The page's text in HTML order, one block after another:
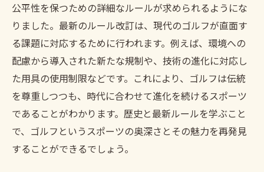
ゴルフのプレーをより楽しくするための最新ル
ール
プレーを充実させるための最新ルール
楽しさを倍増させる新しいルール
ルールがもたらすゴルフの新境地
ゴルフをもっと楽しくするためのルール解
説
最新ルールでプレーを楽しむヒント
公平性を保つための詳細なルールが求められるようにな
りました。最新のルール改訂は、現代のゴルフが直面す
る課題に対応するために行われます。例えば、環境への
配慮から導入された新たな規制や、技術の進化に対応し
た用具の使用制限などです。これにより、ゴルフは伝統
を尊重しつつも、時代に合わせて進化を続けるスポーツ
であることがわかります。歴史と最新ルールを学ぶこと
で、ゴルフというスポーツの奥深さとその魅力を再発見
することができるでしょう。